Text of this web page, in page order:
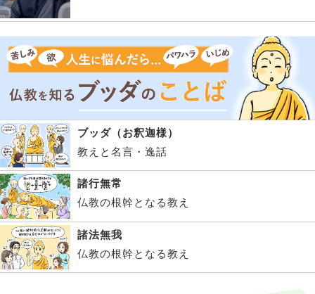
ブッダ（お釈迦様）
教えと名言・逸話
諸行無常
仏教の根幹となる教え
諸法無我
仏教の根幹となる教え